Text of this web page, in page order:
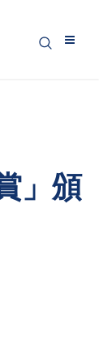
」頒